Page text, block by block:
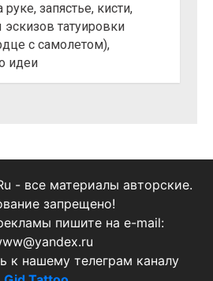
запястье, кисти,
эскизов татуировки
с самолетом),
идеи
- все материалы авторские.
запрещено!
пишите на e-mail:
к нашему телеграм каналу